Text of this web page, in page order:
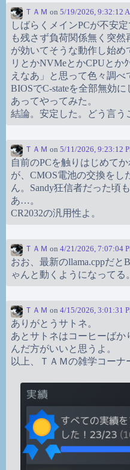
ＴＡＭ on 5/19/2026, 9:32:12
しばらくメインPCが不安
も残さず負荷関係無く突然
が効いてそうな動作し始め
リとかNVMeとかCPUとか
えなあ」と思って色々調べ
BIOSでC-stateを全部無効
あってやってみた。
結論。安定した。どう言う
ＴＡＭ on 5/11/2026, 9:23:12
自前のPCを触りはじめて
が、CMOS電池の交換をし
ん。Sandy狂信者だった頃
あ…。
CR2032の汎用性よ。
ＴＡＭ on 4/21/2026, 7:07:04
おお、最新のllama.cppだと
ゃんと動くようになってる
ＴＡＭ on 4/15/2026, 3:01:31
ありがとうサトネ。
あとサトネはコーヒーばか
んだ方がいいと思うよ。
以上、ＴＡＭの雑学コーナ